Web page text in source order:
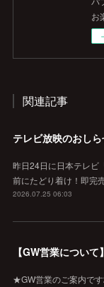
お
関連記事
テレビ放映のおし
昨日24日に日本テレビ
前にたどり着け！即完
2026.07.25 06:03
【GW営業について】
★GW営業のご案内です